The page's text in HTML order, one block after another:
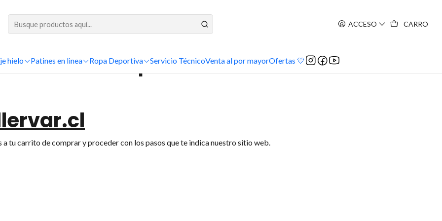
ACCESO CARRO
hielo Patines en linea Ropa Deportiva Servicio TécnicoVenta al por mayorOfertas 💛
Como Comprar
tu carrito de comprar y proceder con los pasos que te indica nuestro sitio web.